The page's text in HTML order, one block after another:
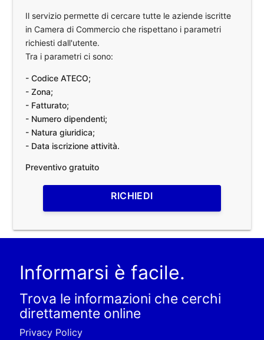
Il servizio permette di cercare tutte le aziende iscritte
in Camera di Commercio che rispettano i parametri
richiesti dall'utente.
Tra i parametri ci sono:
- Codice ATECO;
- Zona;
- Fatturato;
- Numero dipendenti;
- Natura giuridica;
- Data iscrizione attività.
Preventivo gratuito
RICHIEDI
Informarsi è facile.
Trova le informazioni che cerchi
direttamente online
Privacy Policy